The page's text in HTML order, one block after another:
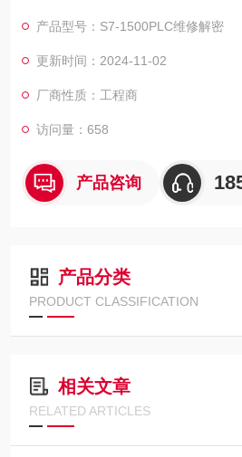
17维修解密，西门子PLC1518解密维
全亮，开机无显示，不通讯，通讯连
产品型号：S7-1500PLC维修解密
更新时间：2024-11-02
厂商性质：工程商
访问量：658
产品咨询
产品分类
PRODUCT CLASSIFICATION
相关文章
RELATED ARTICLES